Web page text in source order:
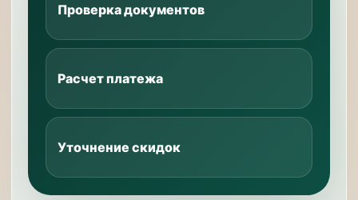
Проверка документов
Расчет платежа
Уточнение скидок